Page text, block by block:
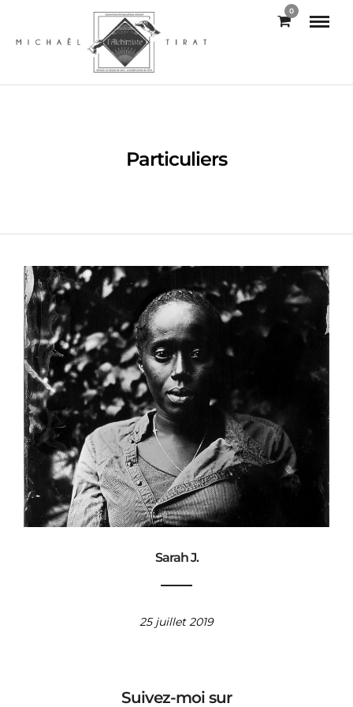
0
Particuliers
Sarah J.
25 juillet 2019
Suivez-moi sur